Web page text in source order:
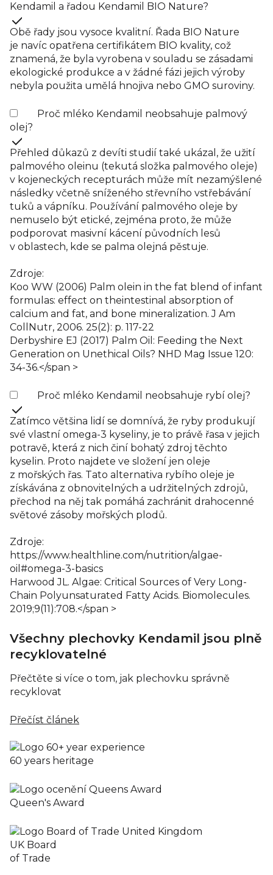
Kendamil a řadou Kendamil BIO Nature?
Obě řady jsou vysoce kvalitní. Řada BIO Nature
je navíc opatřena certifikátem BIO kvality, což
znamená, že byla vyrobena v souladu se zásadami
ekologické produkce a v žádné fázi jejich výroby
nebyla použita umělá hnojiva nebo GMO suroviny.
Proč mléko Kendamil neobsahuje palmový
olej?
Přehled důkazů z devíti studií také ukázal, že užití
palmového oleinu (tekutá složka palmového oleje)
v kojeneckých recepturách může mít nezamýšlené
následky včetně sníženého střevního vstřebávání
tuků a vápníku. Používání palmového oleje by
nemuselo být etické, zejména proto, že může
podporovat masivní kácení původních lesů
v oblastech, kde se palma olejná pěstuje.
Zdroje:
Koo WW (2006) Palm olein in the fat blend of infant
formulas: effect on theintestinal absorption of
calcium and fat, and bone mineralization. J Am
CollNutr, 2006. 25(2): p. 117-22
Derbyshire EJ (2017) Palm Oil: Feeding the Next
Generation on Unethical Oils? NHD Mag Issue 120:
34-36.</span >
Proč mléko Kendamil neobsahuje rybí olej?
Zatímco většina lidí se domnívá, že ryby produkují
své vlastní omega-3 kyseliny, je to právě řasa v jejich
potravě, která z nich činí bohatý zdroj těchto
kyselin. Proto najdete ve složení jen oleje
z mořských řas. Tato alternativa rybího oleje je
získávána z obnovitelných a udržitelných zdrojů,
přechod na něj tak pomáhá zachránit drahocenné
světové zásoby mořských plodů.
Zdroje:
https://www.healthline.com/nutrition/algae-
oil#omega-3-basics
Harwood JL. Algae: Critical Sources of Very Long-
Chain Polyunsaturated Fatty Acids. Biomolecules.
2019;9(11):708.</span >
Všechny plechovky Kendamil jsou plně
recyklovatelné
Přečtěte si více o tom, jak plechovku správně
recyklovat
Přečíst článek
60 years heritage
Queen's Award
UK Board
of Trade